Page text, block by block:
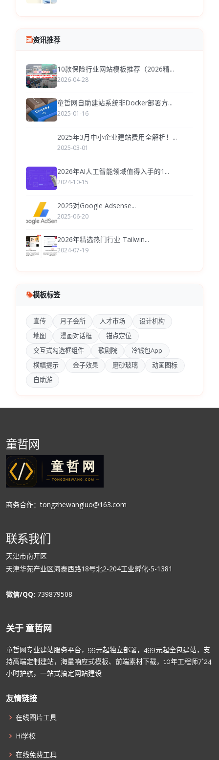
资讯推荐
10款保险行业网站模板推荐（2026精...
2026-04-28
童哲网自助建站系统非Docker部署方...
2025-01-16
2025年3月中小企业建站费用全解析！...
2025-03-01
2026年AI人工智能领域值得入手的1...
2024-10-15
2025对Google Adsense...
2025-06-20
2026年精选热门行业 Tailwin...
2024-07-19
模板标签
宣传 月子会所 人才市场
设计机构
地图
漫画对话框
锚点定位
交互式勾选框组件
歌剧院
冷钱包App
横幅提示
金子效果 磨砂玻璃
动画图标
自助游
童哲网
商务合作：tongzhewangluo@163.com
联系我们
天津市南开区
天津华苑产业区海泰西路18号北2-204工业孵化-5-1381
微信/QQ: 739879508
关于 童哲网
童哲网专业建站服务平台，99元起独立部署，499元起全包建站，支
持高端定制建站，海量响应式模板、前端素材下载，10年工程师7*24
小时护航，一站式搞定网站建设
友情链接
在线图片工具
Hi学校
在线免费工具